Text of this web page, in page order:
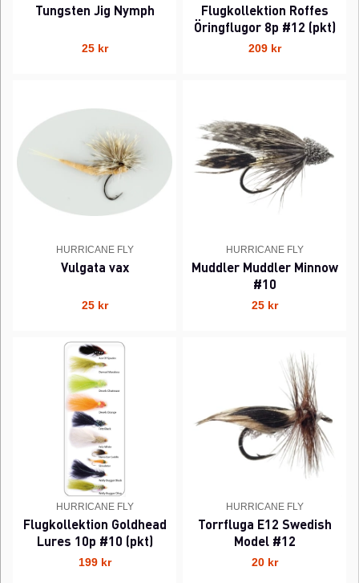
Tungsten Jig Nymph
25 kr
Flugkollektion Roffes
Öringflugor 8p #12 (pkt)
209 kr
HURRICANE FLY
Vulgata vax
25 kr
HURRICANE FLY
Muddler Muddler Minnow
#10
25 kr
HURRICANE FLY
Flugkollektion Goldhead
Lures 10p #10 (pkt)
199 kr
HURRICANE FLY
Torrfluga E12 Swedish
Model #12
20 kr